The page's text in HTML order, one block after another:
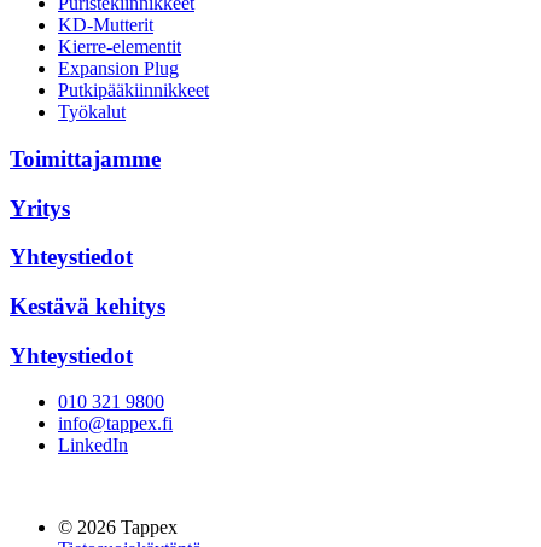
KD-Mutterit
Kierre-elementit
Expansion Plug
Putkipääkiinnikkeet
Työkalut
Toimittajamme
Yritys
Yhteystiedot
Kestävä kehitys
Yhteystiedot
010 321 9800
info@tappex.fi
LinkedIn
© 2026 Tappex